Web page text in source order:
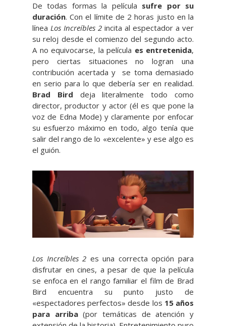
De todas formas la película sufre por su
duración. Con el límite de 2 horas justo en la
línea Los Increíbles 2 incita al espectador a ver
su reloj desde el comienzo del segundo acto.
A no equivocarse, la película es entretenida,
pero ciertas situaciones no logran una
contribución acertada y se toma demasiado
en serio para lo que debería ser en realidad.
Brad Bird deja literalmente todo como
director, productor y actor (él es que pone la
voz de Edna Mode) y claramente por enfocar
su esfuerzo máximo en todo, algo tenía que
salir del rango de lo «excelente» y ese algo es
el guión.
Los Increíbles 2 es una correcta opción para
disfrutar en cines, a pesar de que la película
se enfoca en el rango familiar el film de Brad
Bird encuentra su punto justo de
«espectadores perfectos» desde los 15 años
para arriba(por temáticas de atención y